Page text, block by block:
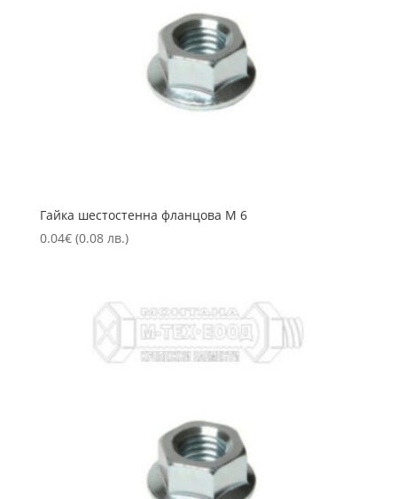
Гайка шестостенна фланцова М 6
0.04€ (0.08 лв.)